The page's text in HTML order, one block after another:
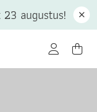
augustus!